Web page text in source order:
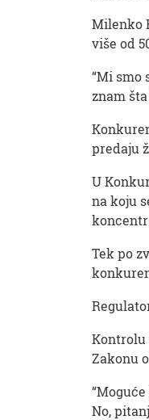
Milenko
više od
“Mi smo
znam
predaju
U
na koju
Tek po
Kontrolu
Zakonu
No,